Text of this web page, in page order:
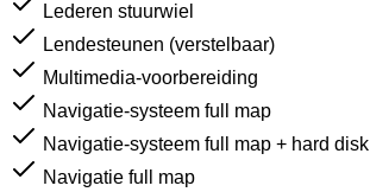
Lederen stuurwiel
Lendesteunen (verstelbaar)
Multimedia-voorbereiding
Navigatie-systeem full map
Navigatie-systeem full map + hard disk
Navigatie full map